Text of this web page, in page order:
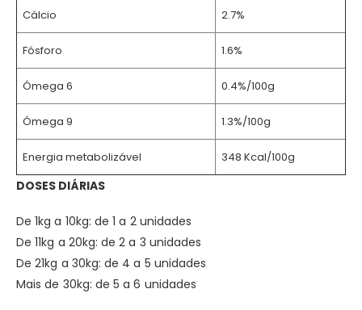
Cálcio 2.7%
Fósforo 1.6%
Ómega 6 0.4%/100g
Ómega 9 1.3%/100g
Energia metabolizável 348 Kcal/100g
DOSES DIÁRIAS
De 1kg a 10kg: de 1 a 2 unidades
De 11kg a 20kg: de 2 a 3 unidades
De 21kg a 30kg: de 4 a 5 unidades
Mais de 30kg: de 5 a 6 unidades